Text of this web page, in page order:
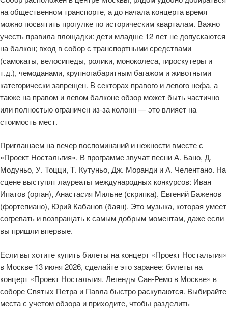
на общественном транспорте, а до начала концерта время
можно посвятить прогулке по историческим кварталам. Важно
учесть правила площадки: дети младше 12 лет не допускаются
на балкон; вход в собор с транспортными средствами
(самокаты, велосипеды, ролики, моноколеса, гироскутеры и
т.д.), чемоданами, крупногабаритным багажом и животными
категорически запрещен. В секторах правого и левого нефа, а
также на правом и левом балконе обзор может быть частично
или полностью ограничен из‑за колонн — это влияет на
стоимость мест.
Приглашаем на вечер воспоминаний и нежности вместе с
«Проект Ностальгия». В программе звучат песни А. Бано, Д.
Модуньо, У. Тоцци, Т. Кутуньо, Дж. Моранди и А. Челентано. На
сцене выступят лауреаты международных конкурсов: Иван
Ипатов (орган), Анастасия Мильне (скрипка), Евгений Баженов
(фортепиано), Юрий Кабанов (баян). Это музыка, которая умеет
согревать и возвращать к самым добрым моментам, даже если
вы пришли впервые.
Если вы хотите купить билеты на концерт «Проект Ностальгия»
в Москве 13 июня 2026, сделайте это заранее: билеты на
концерт «Проект Ностальгия. Легенды Сан-Ремо в Москве» в
соборе Святых Петра и Павла быстро раскупаются. Выбирайте
места с учетом обзора и приходите, чтобы разделить